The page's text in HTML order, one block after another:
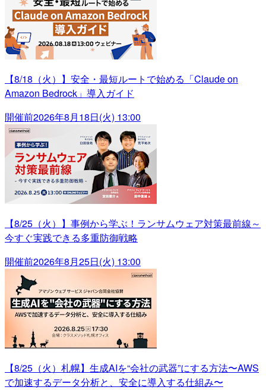
【8/18（火）】安全・最短ルートで始める「Claude on
Amazon Bedrock」導入ガイド
開催前2026年8月18日(火) 13:00
【8/25（火）】事例から学ぶ！ランサムウェア対策最前線～
今すぐ実践できる多重防御戦略
開催前2026年8月25日(火) 13:00
【8/25（火）札幌】生成AIを“会社の武器”にする方法〜AWS
で加速するデータ分析と、安全に導入する仕組み〜